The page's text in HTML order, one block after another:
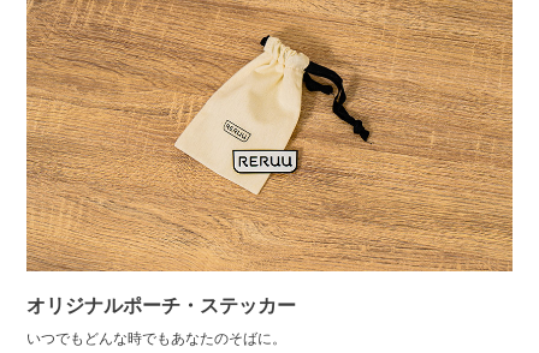
オリジナルポーチ・ステッカー
いつでもどんな時でもあなたのそばに。